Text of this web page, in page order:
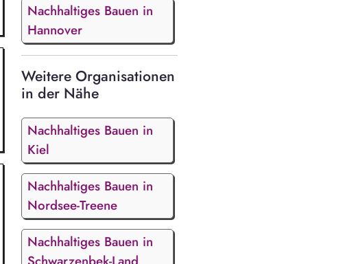
Nachhaltiges Bauen in
Hannover
Weitere Organisationen
in der Nähe
Nachhaltiges Bauen in
Kiel
Nachhaltiges Bauen in
Nordsee-Treene
Nachhaltiges Bauen in